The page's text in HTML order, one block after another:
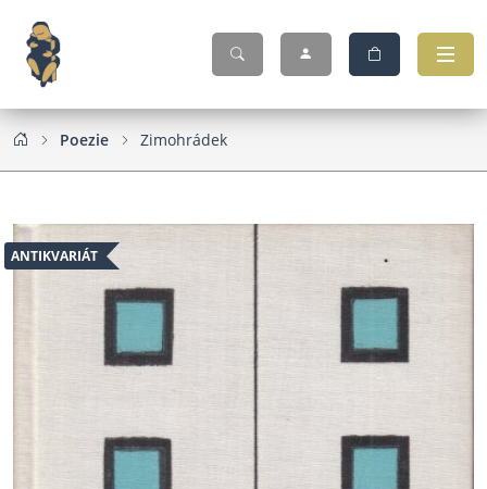
Poezie Zimohrádek
ANTIKVARIÁT